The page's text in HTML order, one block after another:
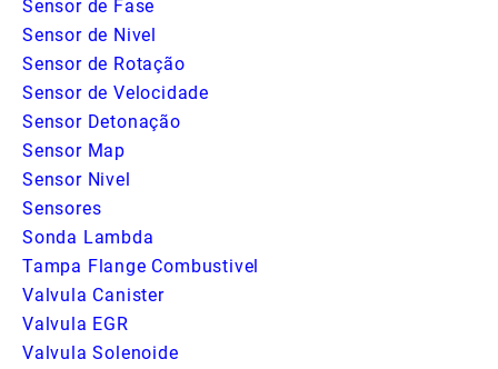
Sensor de Fase
Sensor de Nivel
Sensor de Rotação
Sensor de Velocidade
Sensor Detonação
Sensor Map
Sensor Nivel
Sensores
Sonda Lambda
Tampa Flange Combustivel
Valvula Canister
Valvula EGR
Valvula Solenoide